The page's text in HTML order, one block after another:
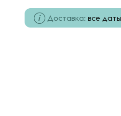
Доставка: все даты